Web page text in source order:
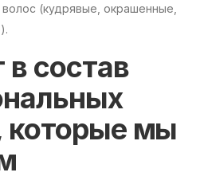
(кудрявые, окрашенные,
в состав
мы